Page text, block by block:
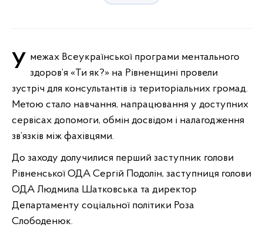
У межах Всеукраїнської програми ментального здоров’я «Ти як?» на Рівненщині провели
зустріч для консультантів із територіальних громад.
Метою стало навчання, напрацювання у доступних
сервісах допомоги, обмін досвідом і налагодження
зв’язків між фахівцями.
До заходу долучилися перший заступник голови
Рівненської ОДА Сергій Подолін, заступниця голови
ОДА Людмила Шатковська та директор
Департаменту соціальної політики Роза
Слободенюк.